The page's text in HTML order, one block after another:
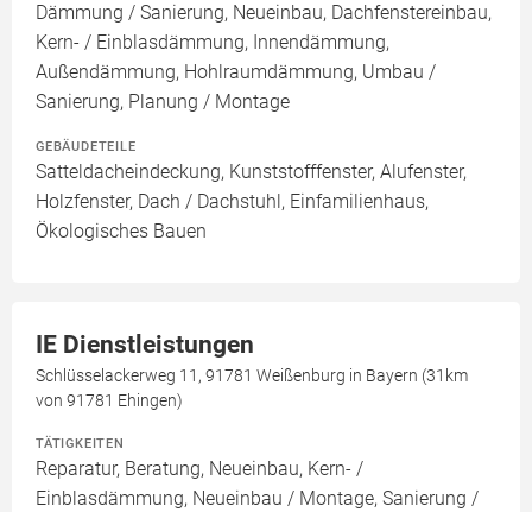
Dämmung / Sanierung, Neueinbau, Dachfenstereinbau,
Kern- / Einblasdämmung, Innendämmung,
Außendämmung, Hohlraumdämmung, Umbau /
Sanierung, Planung / Montage
GEBÄUDETEILE
Satteldacheindeckung, Kunststofffenster, Alufenster,
Holzfenster, Dach / Dachstuhl, Einfamilienhaus,
Ökologisches Bauen
IE Dienstleistungen
Schlüsselackerweg 11, 91781 Weißenburg in Bayern (31km
von 91781 Ehingen)
TÄTIGKEITEN
Reparatur, Beratung, Neueinbau, Kern- /
Einblasdämmung, Neueinbau / Montage, Sanierung /